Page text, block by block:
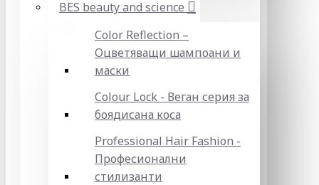
BES beauty and science
Color Reflection –
Оцветяващи шампоани и
маски
Colour Lock - Веган серия за
боядисана коса
Professional Hair Fashion -
Професионални
стилизанти